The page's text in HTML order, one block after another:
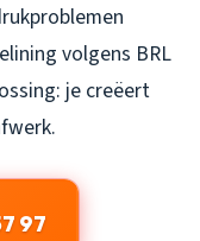
volgens BRL
je creëert
97